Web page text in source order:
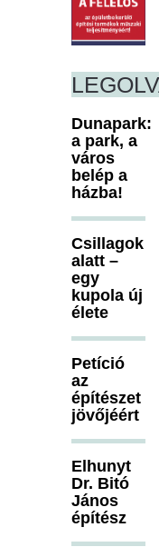
Dunapark:
a park, a
város
belép a
házba!
Csillagok
alatt –
egy
kupola új
élete
Petíció
az
építészet
jövőjéért
Elhunyt
Dr. Bitó
János
építész